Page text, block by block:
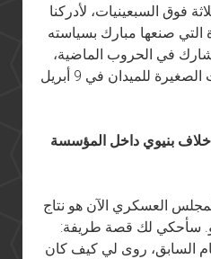
فوق السبعينيات، لأدركنا
التي صنعها مبارك بسياسته
في الحروب الماضية،
وهو ما يفسر نزول القيادات الصغيرة للميدان في 9 أبريل
بنيوي داخل المؤسسة
العسكري الآن هو نتاج
سأحكي لك قصة طريفة:
السابق، روى لي كيف كان